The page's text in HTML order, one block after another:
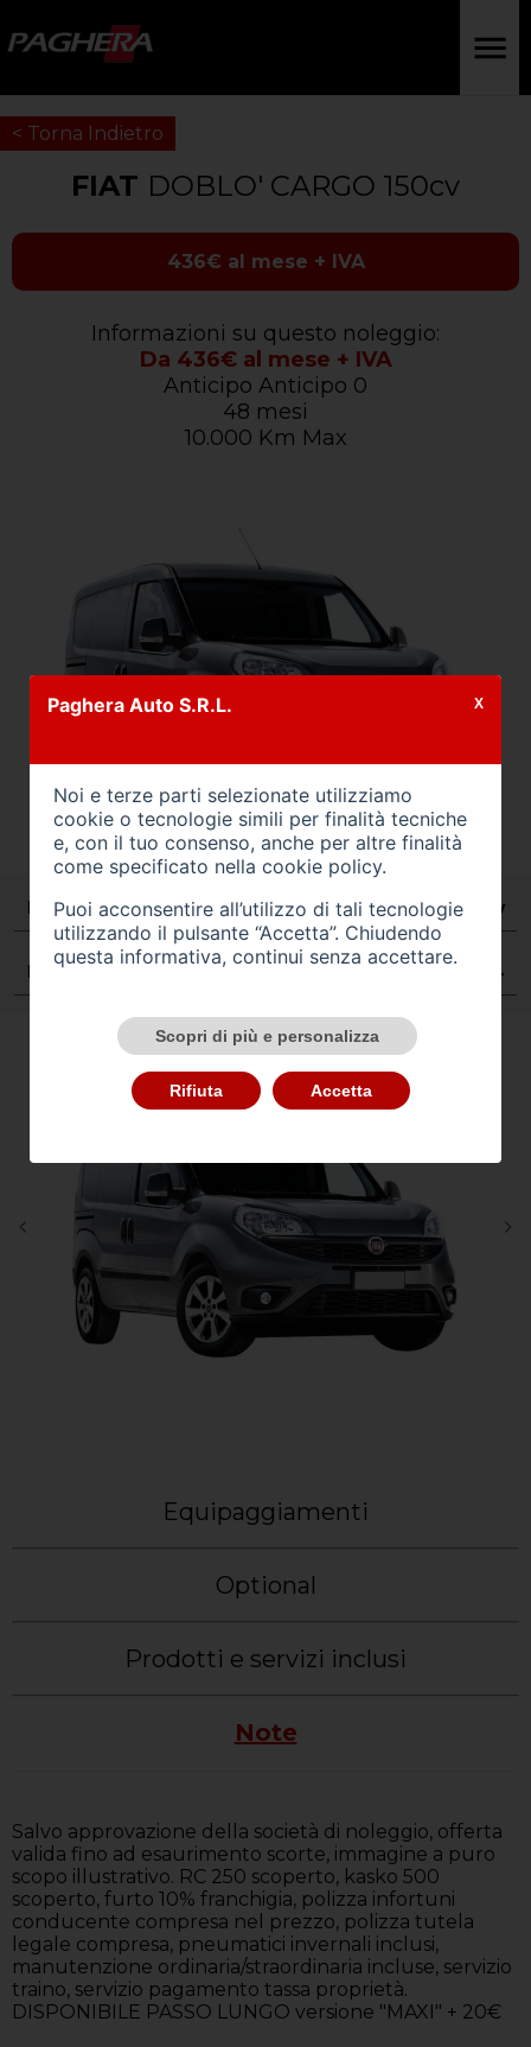
< Torna Indietro
FIAT DOBLO' CARGO 150cv
436€ al mese + IVA
Informazioni su questo noleggio:
Da 436€ al mese + IVA
Anticipo Anticipo 0
48 mesi
10.000 Km Max
Marca/Modello FIAT DOBLO' CARGO 150cv
Porte 4
Equipaggiamenti
Optional
Prodotti e servizi inclusi
Note
Salvo approvazione della società di noleggio, offerta
valida fino ad esaurimento scorte, immagine a puro
scopo illustrativo. RC 250 scoperto, kasko 500
scoperto, furto 10% franchigia, polizza infortuni
conducente compresa nel prezzo, polizza tutela
legale compresa, pneumatici invernali inclusi,
manutenzione ordinaria/straordinaria incluse, servizio
traino, servizio pagamento tassa proprietà.
DISPONIBILE PASSO LUNGO versione "MAXI" + 20€
Paghera Auto S.R.L.
Noi e terze parti selezionate utilizziamo
cookie o tecnologie simili per finalità tecniche
e, con il tuo consenso, anche per altre finalità
come specificato nella cookie policy.
Puoi acconsentire all’utilizzo di tali tecnologie
utilizzando il pulsante “Accetta”. Chiudendo
questa informativa, continui senza accettare.
Scopri di più e personalizza
Rifiuta Accetta
X